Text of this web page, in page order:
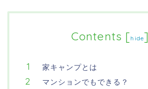
Contents [hide]
家キャンプとは
マンションでもできる？